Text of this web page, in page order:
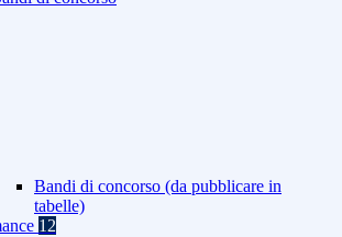
Bandi di concorso (da pubblicare in
tabelle)
12